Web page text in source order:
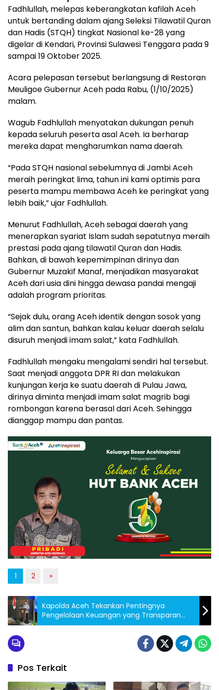
Fadhlullah, melepas keberangkatan kafilah Aceh
untuk bertanding dalam ajang Seleksi Tilawatil Quran
dan Hadis (STQH) tingkat Nasional ke-28 yang
digelar di Kendari, Provinsi Sulawesi Tenggara pada 9
sampai 19 Oktober 2025.
Acara pelepasan tersebut berlangsung di Restoran
Meuligoe Gubernur Aceh pada Rabu, (1/10/2025)
malam.
Wagub Fadhlullah menyatakan dukungan penuh
kepada seluruh peserta asal Aceh. Ia berharap
mereka dapat mengharumkan nama daerah.
“Pada STQH nasional sebelumnya di Jambi Aceh
meraih peringkat lima, tahun ini kami optimis para
peserta mampu membawa Aceh ke peringkat yang
lebih baik,” ujar Fadhlullah.
Menurut Fadhlullah, Aceh sebagai daerah yang
menerapkan syariat Islam sudah sepatutnya meraih
prestasi pada ajang tilawatil Quran dan Hadis.
Bahkan, di bawah kepemimpinan dirinya dan
Gubernur Muzakif Manaf, menjadikan masyarakat
Aceh dari usia dini hingga dewasa pandai mengaji
adalah program prioritas.
“Sejak dulu, orang Aceh identik dengan sosok yang
alim dan santun, bahkan kalau keluar daerah selalu
disuruh menjadi imam salat,” kata Fadhlullah.
Fadhlullah mengaku mengalami sendiri hal tersebut.
Saat menjadi anggota DPR RI dan melakukan
kunjungan kerja ke suatu daerah di Pulau Jawa,
dirinya diminta menjadi imam salat magrib bagi
rombongan karena berasal dari Aceh. Sehingga
dianggap mampu dan pantas.
1 2 »
Kapolda Aceh Tekankan Pentingnya
Pengelolaan Keuangan yang Transparan
dan Akuntabel
Pos Terkait